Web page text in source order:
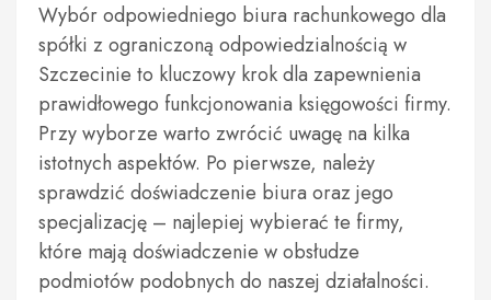
Wybór odpowiedniego biura rachunkowego dla
spółki z ograniczoną odpowiedzialnością w
Szczecinie to kluczowy krok dla zapewnienia
prawidłowego funkcjonowania księgowości firmy.
Przy wyborze warto zwrócić uwagę na kilka
istotnych aspektów. Po pierwsze, należy
sprawdzić doświadczenie biura oraz jego
specjalizację – najlepiej wybierać te firmy,
które mają doświadczenie w obsłudze
podmiotów podobnych do naszej działalności.